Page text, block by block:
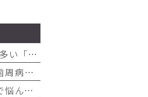
40代・50代女性に特に多い「お口の悩み」3選
成人矯正の落とし穴｜歯周病放置で歯が抜けた
口臭があることに本気で悩んでいるのなら、口臭を本気で治そう